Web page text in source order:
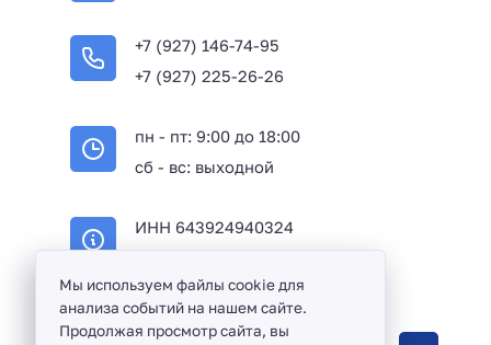
+7 (927) 146-74-95
+7 (927) 225-26-26
пн - пт: 9:00 до 18:00
сб - вс: выходной
ИНН 643924940324
Мы используем файлы cookie для
анализа событий на нашем сайте.
Продолжая просмотр сайта, вы